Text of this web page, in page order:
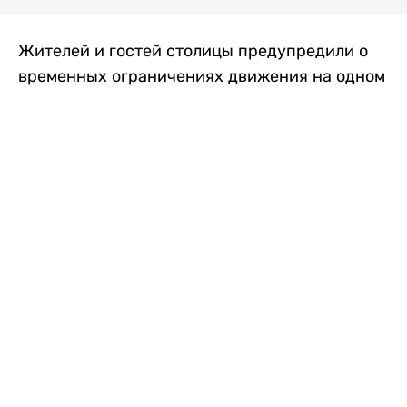
Жителей и гостей столицы предупредили о
временных ограничениях движения на одном